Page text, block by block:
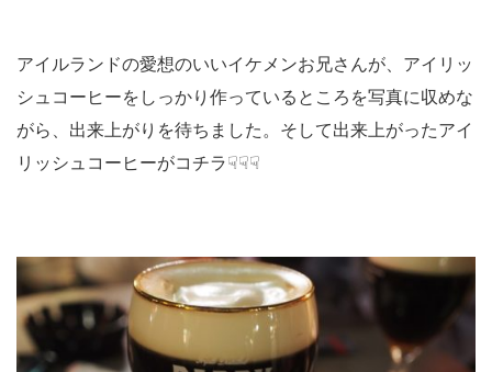
アイルランドの愛想のいいイケメンお兄さんが、アイリッ
シュコーヒーをしっかり作っているところを写真に収めな
がら、出来上がりを待ちました。そして出来上がったアイ
リッシュコーヒーがコチラ☟☟☟